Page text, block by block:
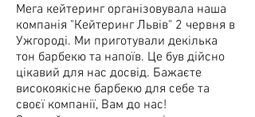
Мега кейтеринг організовувала наша
компанія "​Кейтеринг Львів" 2 червня в
Ужгороді. Ми приготували декілька
тон барбекю та напоїв. Це був дійсно
цікавий для нас досвід. Бажаєте
високоякісне барбекю для себе та
своєї компанії, Вам до нас!